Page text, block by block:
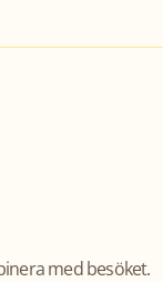
med besöket.